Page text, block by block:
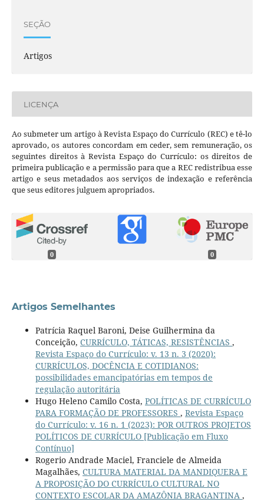
SEÇÃO
Artigos
LICENÇA
Ao submeter um artigo à Revista Espaço do Currículo (REC) e tê-lo
aprovado, os autores concordam em ceder, sem remuneração, os
seguintes direitos à Revista Espaço do Currículo: os direitos de
primeira publicação e a permissão para que a REC redistribua esse
artigo e seus metadados aos serviços de indexação e referência
que seus editores julguem apropriados.
0 0
Artigos Semelhantes
Patrícia Raquel Baroni, Deise Guilhermina da
Conceição, CURRÍCULO, TÁTICAS, RESISTÊNCIAS ,
Revista Espaço do Currículo: v. 13 n. 3 (2020):
CURRÍCULOS, DOCÊNCIA E COTIDIANOS:
possibilidades emancipatórias em tempos de
regulação autoritária
Hugo Heleno Camilo Costa, POLÍTICAS DE CURRÍCULO
PARA FORMAÇÃO DE PROFESSORES , Revista Espaço
do Currículo: v. 16 n. 1 (2023): POR OUTROS PROJETOS
POLÍTICOS DE CURRÍCULO [Publicação em Fluxo
Contínuo]
Rogerio Andrade Maciel, Franciele de Almeida
Magalhães, CULTURA MATERIAL DA MANDIQUERA E
A PROPOSIÇÃO DO CURRÍCULO CULTURAL NO
CONTEXTO ESCOLAR DA AMAZÔNIA BRAGANTINA ,